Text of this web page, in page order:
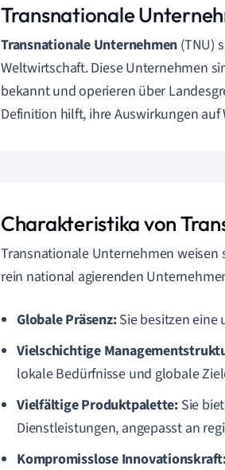
Transnationale
Transnationale Unternehmen (TNU)
Weltwirtschaft. Diese Unternehmen
bekannt und operieren über
Definition hilft, ihre Auswirkungen
Charakteristika von
Transnationale Unternehmen weisen
rein national agierenden
Globale Präsenz:Sie besitzen eine
Vielschichtige
lokale Bedürfnisse und globale
Vielfältige Produktpalette: Sie
Dienstleistungen, angepasst an
Kompromisslose